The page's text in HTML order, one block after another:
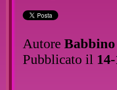
Autore Babbino
Pubblicato il